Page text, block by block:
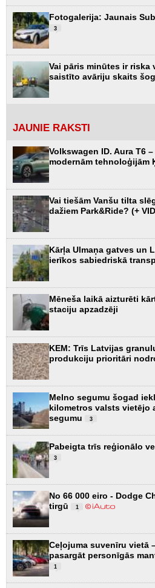
Fotogalerija: Jaunais
3
Vai pāris minūtes ir riska
saistīto avāriju skaits
JAUNIE RAKSTI
Volkswagen ID. Aura T6
modernām tehnoloģijām
Vai tiešām Vanšu tilta
dažiem Park&Ride? (+
Kārļa Ulmaņa gatves un
ierīkos sabiedriskā
Mēneša laikā aizturēti
staciju apzadzēji
KEM: Trīs Latvijas
produkciju prioritāri
Melno segumu šogad
kilometros valsts vietējo
segumu
3
Pabeigta trīs reģionālo
3
No 66 000 eiro - Dodge
tirgū
1
Ceļojuma suvenīru vietā
pasargāt personīgās
1